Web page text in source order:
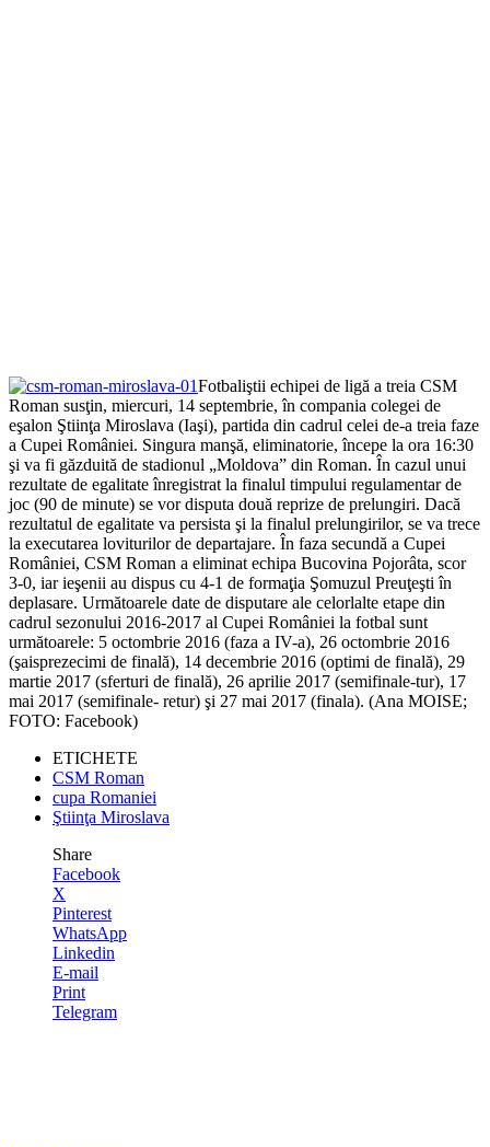
Fotbaliştii echipei de ligă a treia CSM
Roman susţin, miercuri, 14 septembrie, în compania colegei de
eşalon Ştiinţa Miroslava (Iaşi), partida din cadrul celei de-a treia faze
a Cupei României. Singura manşă, eliminatorie, începe la ora 16:30
şi va fi găzduită de stadionul „Moldova” din Roman. În cazul unui
rezultate de egalitate înregistrat la finalul timpului regulamentar de
joc (90 de minute) se vor disputa două reprize de prelungiri. Dacă
rezultatul de egalitate va persista şi la finalul prelungirilor, se va trece
la executarea loviturilor de departajare. În faza secundă a Cupei
României, CSM Roman a eliminat echipa Bucovina Pojorâta, scor
3-0, iar ieşenii au dispus cu 4-1 de formaţia Şomuzul Preuţeşti în
deplasare. Următoarele date de disputare ale celorlalte etape din
cadrul sezonului 2016-2017 al Cupei României la fotbal sunt
următoarele: 5 octombrie 2016 (faza a IV-a), 26 octombrie 2016
(şaisprezecimi de finală), 14 decembrie 2016 (optimi de finală), 29
martie 2017 (sferturi de finală), 26 aprilie 2017 (semifinale-tur), 17
mai 2017 (semifinale- retur) şi 27 mai 2017 (finala). (Ana MOISE;
FOTO: Facebook)
ETICHETE
CSM Roman
cupa Romaniei
Ştiinţa Miroslava
Share
Facebook
X
Pinterest
WhatsApp
Linkedin
E-mail
Print
Telegram